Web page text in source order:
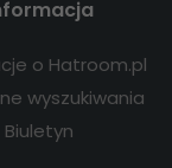
o Hatroom.pl
wyszukiwania
Biuletyn